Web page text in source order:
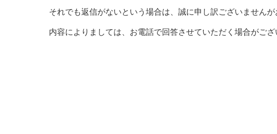
それでも返信がないという場合は、誠に申し訳ございません
内容によりましては、お電話で回答させていただく場合がござ